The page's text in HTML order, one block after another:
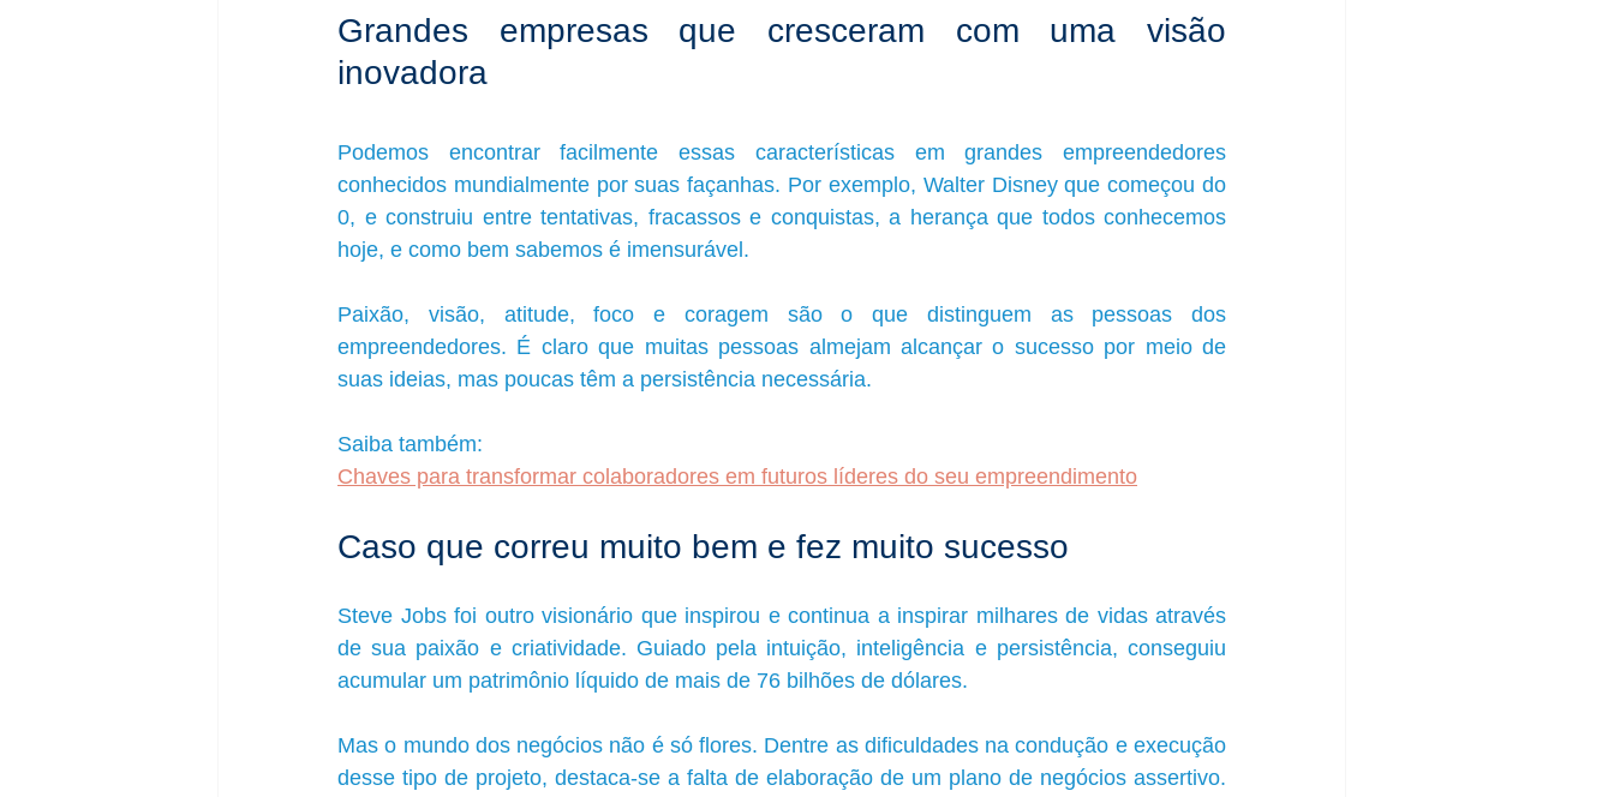
Grandes empresas que cresceram com uma visão
inovadora
Podemos encontrar facilmente essas características em grandes empreendedores
conhecidos mundialmente por suas façanhas. Por exemplo, Walter Disney que começou do
0, e construiu entre tentativas, fracassos e conquistas, a herança que todos conhecemos
hoje, e como bem sabemos é imensurável.
Paixão, visão, atitude, foco e coragem são o que distinguem as pessoas dos
empreendedores. É claro que muitas pessoas almejam alcançar o sucesso por meio de
suas ideias, mas poucas têm a persistência necessária.
Saiba também:
Chaves para transformar colaboradores em futuros líderes do seu empreendimento
Caso que correu muito bem e fez muito sucesso
Steve Jobs foi outro visionário que inspirou e continua a inspirar milhares de vidas através
de sua paixão e criatividade. Guiado pela intuição, inteligência e persistência, conseguiu
acumular um patrimônio líquido de mais de 76 bilhões de dólares.
Mas o mundo dos negócios não é só flores. Dentre as dificuldades na condução e execução
desse tipo de projeto, destaca-se a falta de elaboração de um plano de negócios assertivo.